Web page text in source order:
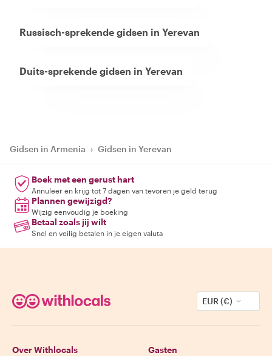
Russisch-sprekende gidsen in Yerevan
Duits-sprekende gidsen in Yerevan
Gidsen in Armenia › Gidsen in Yerevan
Boek met een gerust hart
Annuleer en krijg tot 7 dagen van tevoren je geld terug
Plannen gewijzigd?
Wijzig eenvoudig je boeking
Betaal zoals jij wilt
Snel en veilig betalen in je eigen valuta
EUR (€)
Over Withlocals Gasten